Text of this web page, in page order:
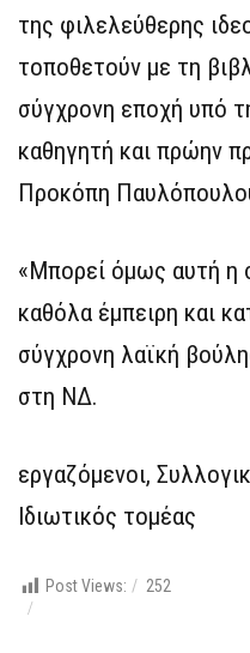
της φιλελεύθερης
τοποθετούν με τη
σύγχρονη εποχή υπό
καθηγητή και πρώην
Προκόπη
«Μπορεί όμως αυτή η
καθόλα έμπειρη και
σύγχρονη λαϊκή
στη ΝΔ.
εργαζόμενοι,
Ιδιωτικός τομέας
Post Views: 252